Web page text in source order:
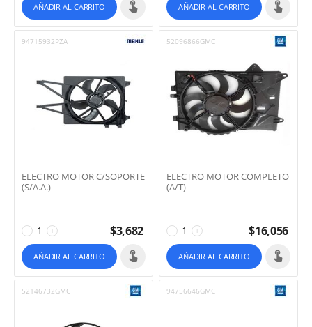
AÑADIR AL CARRITO AÑADIR AL CARRITO
94715932PZA
ELECTRO MOTOR C/SOPORTE
(S/A.A.)
+
− $3,682
AÑADIR AL CARRITO
52096866GMC
ELECTRO MOTOR COMPLETO
(A/T)
+
− $16,056
AÑADIR AL CARRITO
52146732GMC 94756646GMC